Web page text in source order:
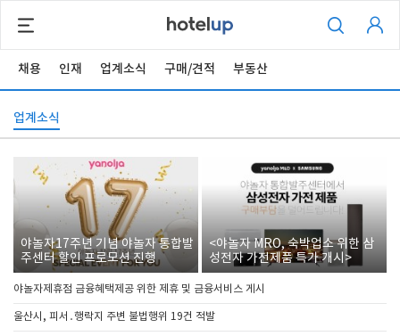
채용 인재 업계소식 구매/견적 부동산
업계소식
야놀자17주년 기념 야놀자 통합발
주센터 할인 프로모션 진행
<야놀자 MRO, 숙박업소 위한 삼
성전자 가전제품 특가 개시>
야놀자제휴점 금융혜택제공 위한 제휴 및 금융서비스 게시
울산시, 피서․행락지 주변 불법행위 19건 적발